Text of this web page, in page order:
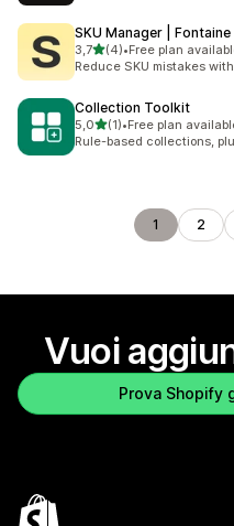
SKU Manager | Fontaine
3,7stelle su 5
(4)
4 recensioni totali
•Free plan
Reduce SKU mistakes
Collection Toolkit
5,0stelle su 5
(1)
1 recensioni totali
•Free plan
Rule-based collections,
1 2
Vuoi
Prova Shopify